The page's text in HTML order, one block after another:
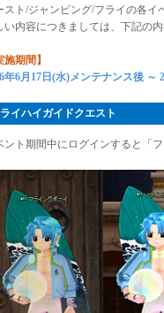
スト/ジャンピング/フライの各イ
い内容につきましては、下記の内
施期間】
年6月17日(水)メンテナンス後 ～
イハイガイドクエスト
ント期間中にログインすると「